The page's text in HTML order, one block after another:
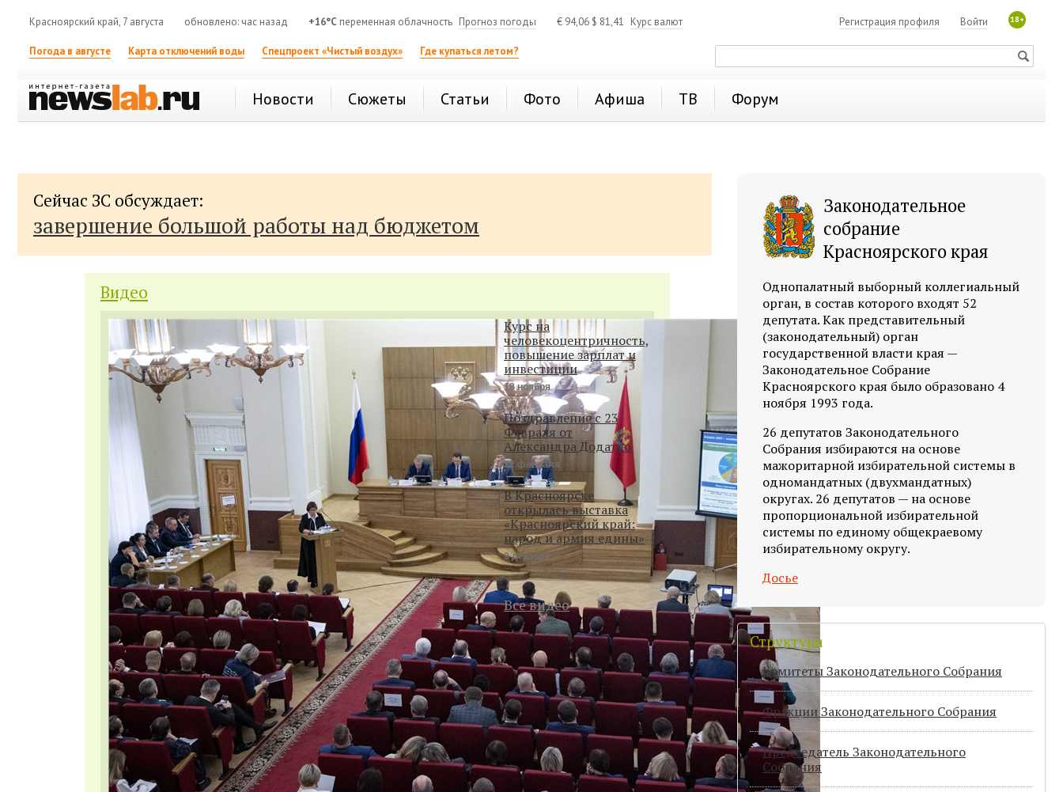
Красноярский край, 7 августа обновлено: час назад +16°C переменная облачность Прогноз погоды € 94,06 $ 81,41 Курс валют 18+
Войти
Регистрация профиля
Погода в августе Карта отключений воды Спецпроект «Чистый воздух» Где купаться летом?
Новости Сюжеты Статьи Фото Афиша ТВ Форум
Сейчас ЗС обсуждает:
завершение большой работы над бюджетом
Видео
Курс на
человекоцентричность,
повышение зарплат и
инвестиции
18 ноября
Поздравление с 23
Февраля от
Александра Додатко
22 февраля
В Красноярске
открылась выставка
«Красноярский край:
народ и армия едины»
9 декабря
Все видео
Законодательное
собрание
Красноярского края
Однопалатный выборный коллегиальный
орган, в состав которого входят 52
депутата. Как представительный
(законодательный) орган
государственной власти края —
Законодательное Собрание
Красноярского края было образовано 4
ноября 1993 года.
26 депутатов Законодательного
Собрания избираются на основе
мажоритарной избирательной системы в
одномандатных (двухмандатных)
округах. 26 депутатов — на основе
пропорциональной избирательной
системы по единому общекраевому
избирательному округу.
Досье
Структура
Комитеты Законодательного Собрания
Фракции Законодательного Собрания
Председатель Законодательного
Cобрания